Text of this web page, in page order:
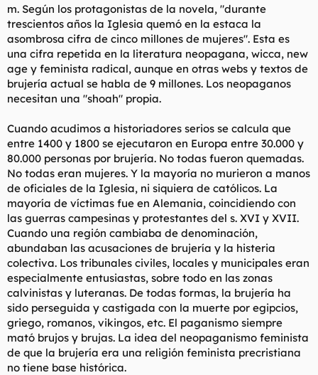
m. Según los protagonistas de la novela, "durante
trescientos años la Iglesia quemó en la estaca la
asombrosa cifra de cinco millones de mujeres". Esta es
una cifra repetida en la literatura neopagana, wicca, new
age y feminista radical, aunque en otras webs y textos de
brujería actual se habla de 9 millones. Los neopaganos
necesitan una "shoah" propia.
Cuando acudimos a historiadores serios se calcula que
entre 1400 y 1800 se ejecutaron en Europa entre 30.000 y
80.000 personas por brujería. No todas fueron quemadas.
No todas eran mujeres. Y la mayoría no murieron a manos
de oficiales de la Iglesia, ni siquiera de católicos. La
mayoría de víctimas fue en Alemania, coincidiendo con
las guerras campesinas y protestantes del s. XVI y XVII.
Cuando una región cambiaba de denominación,
abundaban las acusaciones de brujería y la histeria
colectiva. Los tribunales civiles, locales y municipales eran
especialmente entusiastas, sobre todo en las zonas
calvinistas y luteranas. De todas formas, la brujería ha
sido perseguida y castigada con la muerte por egipcios,
griego, romanos, vikingos, etc. El paganismo siempre
mató brujos y brujas. La idea del neopaganismo feminista
de que la brujería era una religión feminista precristiana
no tiene base histórica.